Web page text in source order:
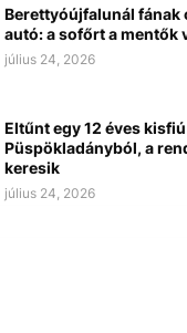
Berettyóújfalunál fának
autó: a sofőrt a mentők
július 24, 2026
Eltűnt egy 12 éves kisfiú
Püspökladányból, a
keresik
július 24, 2026